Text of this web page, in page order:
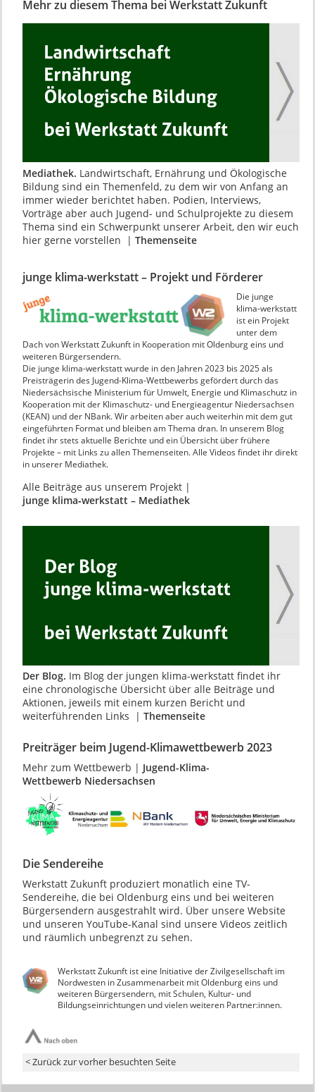
Mehr zu diesem Thema bei Werkstatt Zukunft
Mediathek. Landwirtschaft, Ernährung und Ökologische
Bildung sind ein Themenfeld, zu dem wir von Anfang an
immer wieder berichtet haben. Podien, Interviews,
Vorträge aber auch Jugend- und Schulprojekte zu diesem
Thema sind ein Schwerpunkt unserer Arbeit, den wir euch
hier gerne vorstellen | Themenseite
junge klima-werkstatt – Projekt und Förderer
Die junge
klima-werkstatt
ist ein Projekt
unter dem
Dach von Werkstatt Zukunft in Kooperation mit Oldenburg eins und
weiteren Bürgersendern.
Die junge klima-werkstatt wurde in den Jahren 2023 bis 2025 als
Preisträgerin des Jugend-Klima-Wettbewerbs gefördert durch das
Niedersächsische Ministerium für Umwelt, Energie und Klimaschutz in
Kooperation mit der Klimaschutz- und Energieagentur Niedersachsen
(KEAN) und der NBank. Wir arbeiten aber auch weiterhin mit dem gut
eingeführten Format und bleiben am Thema dran. In unserem Blog
findet ihr stets aktuelle Berichte und ein Übersicht über frühere
Projekte – mit Links zu allen Themenseiten. Alle Videos findet ihr direkt
in unserer Mediathek.
Alle Beiträge aus unserem Projekt |
junge klima‑werkstatt – Mediathek
Der Blog. Im Blog der jungen klima-werkstatt findet ihr
eine chronologische Übersicht über alle Beiträge und
Aktionen, jeweils mit einem kurzen Bericht und
weiterführenden Links | Themenseite
Preiträger beim Jugend-Klimawettbewerb 2023
Mehr zum Wettbewerb | Jugend-Klima-
Wettbewerb Niedersachsen
Die Sendereihe
Werkstatt Zukunft produziert monatlich eine TV-
Sendereihe, die bei Oldenburg eins und bei weiteren
Bürgersendern ausgestrahlt wird. Über unsere Website
und unseren YouTube-Kanal sind unsere Videos zeitlich
und räumlich unbegrenzt zu sehen.
Werkstatt Zukunft ist eine Initiative der Zivilgesellschaft im
Nordwesten in Zusammenarbeit mit Oldenburg eins und
weiteren Bürgersendern, mit Schulen, Kultur- und
Bildungseinrichtungen und vielen weiteren Partner:innen.